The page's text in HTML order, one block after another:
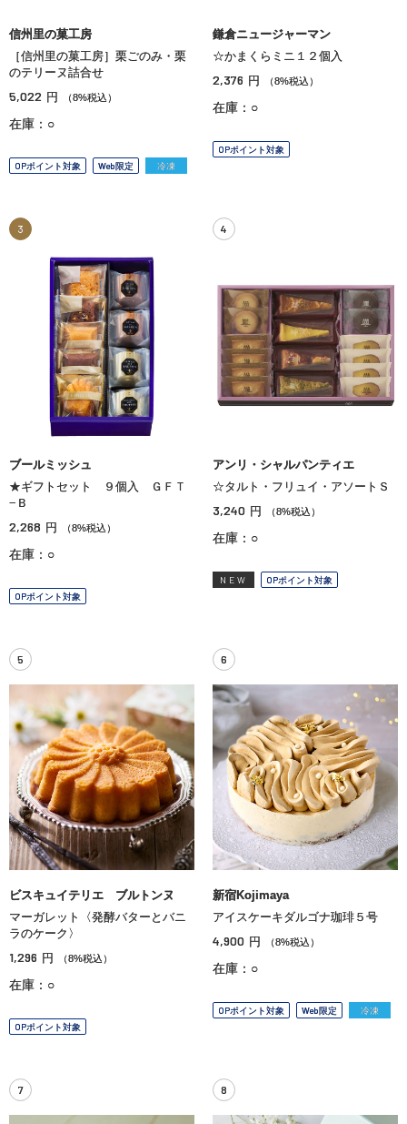
信州里の菓工房
［信州里の菓工房］栗ごのみ・栗
のテリーヌ詰合せ
5,022 円 （8%税込）
在庫：○
OPポイント対象 Web限定 冷凍
鎌倉ニュージャーマン
☆かまくらミニ１２個入
2,376 円 （8%税込）
在庫：○
OPポイント対象
3
ブールミッシュ
★ギフトセット ９個入 ＧＦＴ
−Ｂ
2,268 円 （8%税込）
在庫：○
OPポイント対象
4
アンリ・シャルパンティエ
☆タルト・フリュイ・アソートＳ
3,240 円 （8%税込）
在庫：○
NEW OPポイント対象
5
ビスキュイテリエ ブルトンヌ
マーガレット〈発酵バターとバニ
ラのケーク〉
1,296 円 （8%税込）
在庫：○
OPポイント対象
6
新宿Kojimaya
アイスケーキダルゴナ珈琲５号
4,900 円 （8%税込）
在庫：○
OPポイント対象 Web限定 冷凍
7 8